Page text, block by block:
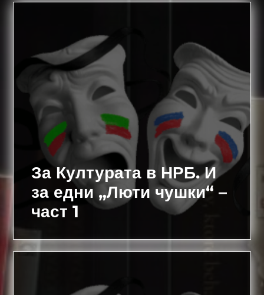
За Културата в НРБ. И
за едни „Люти чушки“ –
част 1